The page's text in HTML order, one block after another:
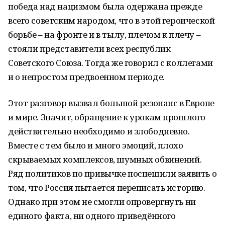
победа над нацизмом была одержана прежде
всего советским народом, что в этой героической
борьбе – на фронте и в тылу, плечом к плечу –
стояли представители всех республик
Советского Союза. Тогда же говорил с коллегами
и о непростом предвоенном периоде.
Этот разговор вызвал большой резонанс в Европе
и мире. Значит, обращение к урокам прошлого
действительно необходимо и злободневно.
Вместе с тем было и много эмоций, плохо
скрываемых комплексов, шумных обвинений.
Ряд политиков по привычке поспешили заявить о
том, что Россия пытается переписать историю.
Однако при этом не смогли опровергнуть ни
единого факта, ни одного приведённого